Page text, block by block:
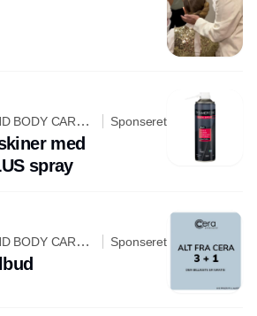
BODY CARE
Sponseret
med
spray
BODY CARE
Sponseret